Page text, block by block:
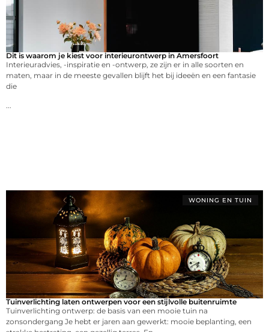
Dit is waarom je kiest voor interieurontwerp in Amersfoort
Interieuradvies, -inspiratie en -ontwerp, ze zijn er in alle soorten en
maten, maar in de meeste gevallen blijft het bij ideeën en een fantasie
die
...
WONING EN TUIN
Tuinverlichting laten ontwerpen voor een stijlvolle buitenruimte
Tuinverlichting ontwerp: de basis van een mooie tuin na
zonsondergang Je hebt er jaren aan gewerkt: mooie beplanting, een